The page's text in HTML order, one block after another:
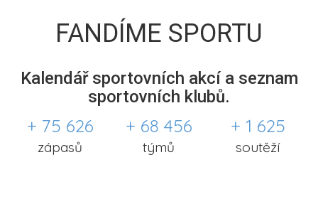
FANDÍME SPORTU
Kalendář sportovních akcí a seznam
sportovních klubů.
+ 75 626
zápasů
+ 68 456
týmů
+ 1 625
soutěží